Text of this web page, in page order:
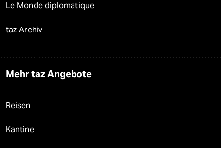
Le Monde diplomatique
taz Archiv
Mehr taz Angebote
Reisen
Kantine